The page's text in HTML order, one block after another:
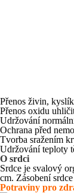
Přenos živin,
Přenos oxidu
Udržování
Ochrana před
Tvorba sražením
Udržování teploty
O srdci
Srdce je svalový
cm. Zásobení
Potraviny pro